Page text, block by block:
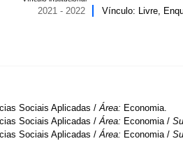
2021 - 2022 Vínculo: Livre,
Sociais Aplicadas /Área: Economia.
Sociais Aplicadas /Área: Economia /
Sociais Aplicadas /Área: Economia /